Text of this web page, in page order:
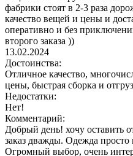
фабрики стоят в 2-3 раза
качество вещей и цены и
оперативно и без
второго заказа ))
13.02.2024
Достоинства:
Отличное качество,
цены, быстрая сборка и
Недостатки:
Нет!
Комментарий:
Добрый день! хочу оставить
заказ дважды. Одежда просто
Огромный выбор, очень